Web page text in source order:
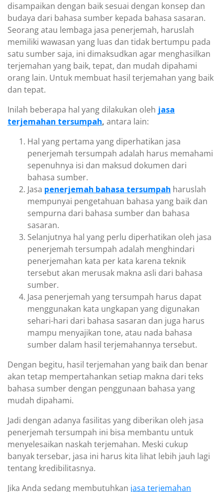
disampaikan dengan baik sesuai dengan konsep dan
budaya dari bahasa sumber kepada bahasa sasaran.
Seorang atau lembaga jasa penerjemah, haruslah
memiliki wawasan yang luas dan tidak bertumpu pada
satu sumber saja, ini dimaksudkan agar menghasilkan
terjemahan yang baik, tepat, dan mudah dipahami
orang lain. Untuk membuat hasil terjemahan yang baik
dan tepat.
Inilah beberapa hal yang dilakukan oleh jasa
terjemahan tersumpah, antara lain:
Hal yang pertama yang diperhatikan jasa
penerjemah tersumpah adalah harus memahami
sepenuhnya isi dan maksud dokumen dari
bahasa sumber.
Jasa penerjemah bahasa tersumpah haruslah
mempunyai pengetahuan bahasa yang baik dan
sempurna dari bahasa sumber dan bahasa
sasaran.
Selanjutnya hal yang perlu diperhatikan oleh jasa
penerjemah tersumpah adalah menghindari
penerjemahan kata per kata karena teknik
tersebut akan merusak makna asli dari bahasa
sumber.
Jasa penerjemah yang tersumpah harus dapat
menggunakan kata ungkapan yang digunakan
sehari-hari dari bahasa sasaran dan juga harus
mampu menyajikan tone, atau nada bahasa
sumber dalam hasil terjemahannya tersebut.
Dengan begitu, hasil terjemahan yang baik dan benar
akan tetap mempertahankan setiap makna dari teks
bahasa sumber dengan penggunaan bahasa yang
mudah dipahami.
Jadi dengan adanya fasilitas yang diberikan oleh jasa
penerjemah tersumpah ini bisa membantu untuk
menyelesaikan naskah terjemahan. Meski cukup
banyak tersebar, jasa ini harus kita lihat lebih jauh lagi
tentang kredibilitasnya.
Jika Anda sedang membutuhkan jasa terjemahan